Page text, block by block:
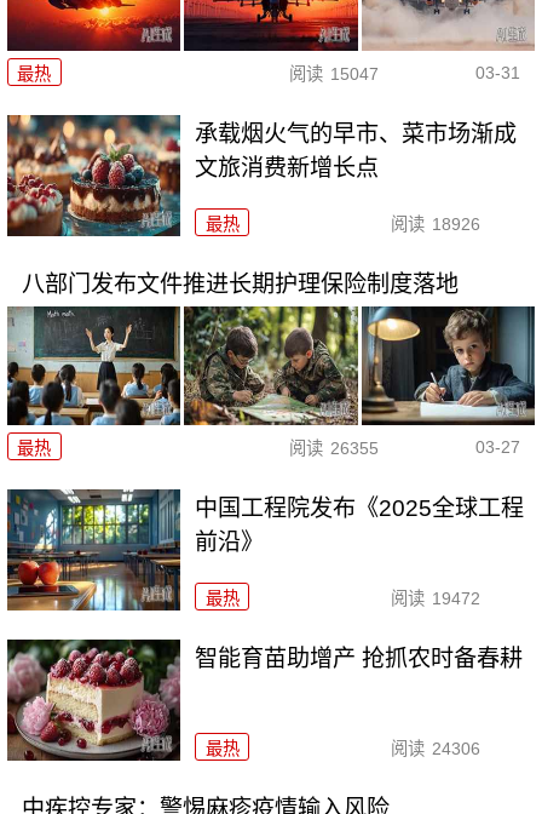
最热 阅读 15047 03-31
承载烟火气的早市、菜市场渐成
文旅消费新增长点
最热 阅读 18926
八部门发布文件推进长期护理保险制度落地
最热 阅读 26355 03-27
中国工程院发布《2025全球工程
前沿》
最热 阅读 19472
智能育苗助增产 抢抓农时备春耕
最热 阅读 24306
中疾控专家：警惕麻疹疫情输入风险